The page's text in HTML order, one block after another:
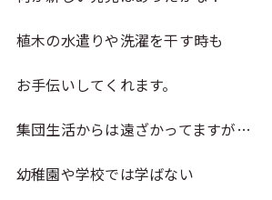
植木の水遣りや洗濯を干す時も
お手伝いしてくれます。
集団生活からは遠ざかってますが…
幼稚園や学校では学ばない